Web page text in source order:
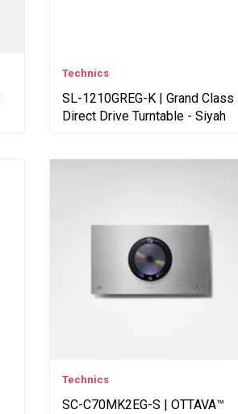
Technics
SL-1210GREG-K | Grand Class
Direct Drive Turntable - Siyah
Technics
SC-C70MK2EG-S | OTTAVA™